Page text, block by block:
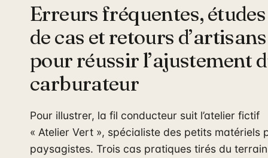
Erreurs fréquentes, études
de cas et retours d’artisans
pour réussir l’ajustement
carburateur
Pour illustrer, la fil conducteur suit l’atelier fictif
« Atelier Vert », spécialiste des petits matériels
paysagistes. Trois cas pratiques tirés du terrain